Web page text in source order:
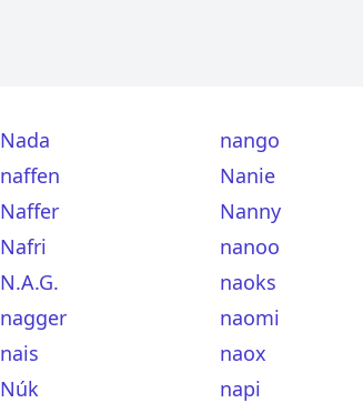
Nada
naffen
Naffer
Nafri
N.A.G.
nagger
nais
Núk
nango
Nanie
Nanny
nanoo
naoks
naomi
naox
napi